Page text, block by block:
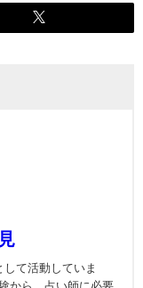
て活動していま